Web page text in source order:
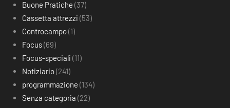
Buone Pratiche (37)
Cassetta attrezzi (53)
Controcampo(1)
Focus(69)
Focus-speciali (11)
Notiziario(241)
programmazione (134)
Senza categoria (22)